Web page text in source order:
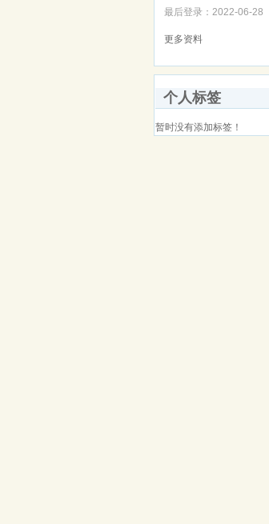
最后登录：2022-06-28
更多资料
个人标签
暂时没有添加标签！